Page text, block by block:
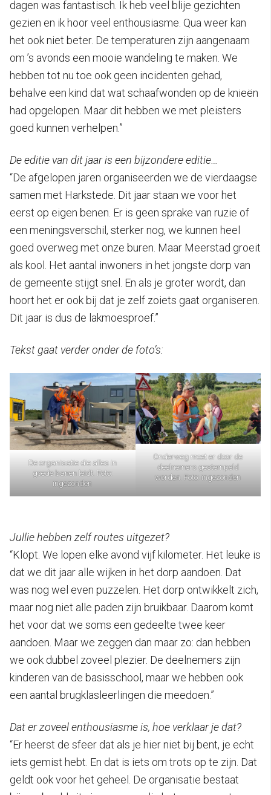
dagen was fantastisch. Ik heb veel blije gezichten
gezien en ik hoor veel enthousiasme. Qua weer kan
het ook niet beter. De temperaturen zijn aangenaam
om ’s avonds een mooie wandeling te maken. We
hebben tot nu toe ook geen incidenten gehad,
behalve een kind dat wat schaafwonden op de knieën
had opgelopen. Maar dit hebben we met pleisters
goed kunnen verhelpen.”
De editie van dit jaar is een bijzondere editie…
“De afgelopen jaren organiseerden we de vierdaagse
samen met Harkstede. Dit jaar staan we voor het
eerst op eigen benen. Er is geen sprake van ruzie of
een meningsverschil, sterker nog, we kunnen heel
goed overweg met onze buren. Maar Meerstad groeit
als kool. Het aantal inwoners in het jongste dorp van
de gemeente stijgt snel. En als je groter wordt, dan
hoort het er ook bij dat je zelf zoiets gaat organiseren.
Dit jaar is dus de lakmoesproef.”
Tekst gaat verder onder de foto’s:
De organisatie die alles in
goede banen leidt. Foto:
ingezonden
Onderweg moet er door de
deelnemers gestempeld
worden. Foto: ingezonden
Jullie hebben zelf routes uitgezet?
“Klopt. We lopen elke avond vijf kilometer. Het leuke is
dat we dit jaar alle wijken in het dorp aandoen. Dat
was nog wel even puzzelen. Het dorp ontwikkelt zich,
maar nog niet alle paden zijn bruikbaar. Daarom komt
het voor dat we soms een gedeelte twee keer
aandoen. Maar we zeggen dan maar zo: dan hebben
we ook dubbel zoveel plezier. De deelnemers zijn
kinderen van de basisschool, maar we hebben ook
een aantal brugklasleerlingen die meedoen.”
Dat er zoveel enthousiasme is, hoe verklaar je dat?
“Er heerst de sfeer dat als je hier niet bij bent, je echt
iets gemist hebt. En dat is iets om trots op te zijn. Dat
geldt ook voor het geheel. De organisatie bestaat